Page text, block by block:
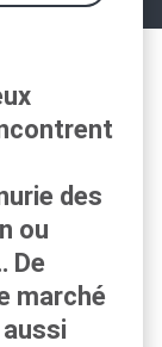
des
ou
De
marché